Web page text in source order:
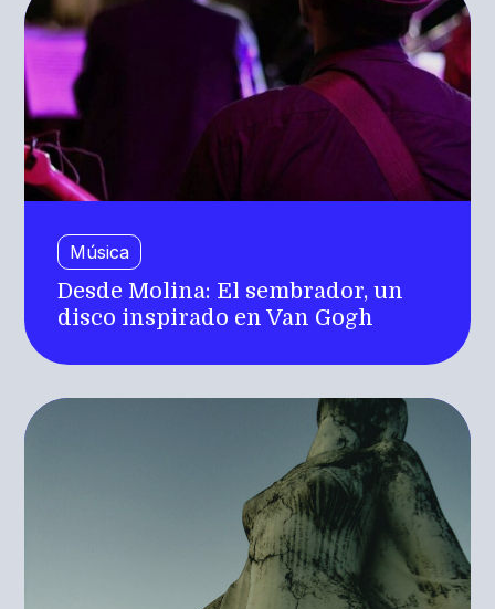
Música
Desde Molina: El sembrador, un
disco inspirado en Van Gogh